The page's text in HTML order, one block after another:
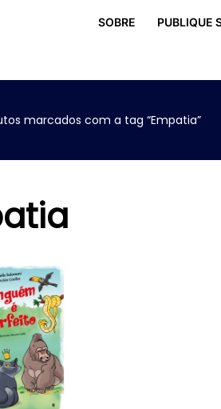
SOBRE PUBLIQUE
marcados com a tag “Empatia”